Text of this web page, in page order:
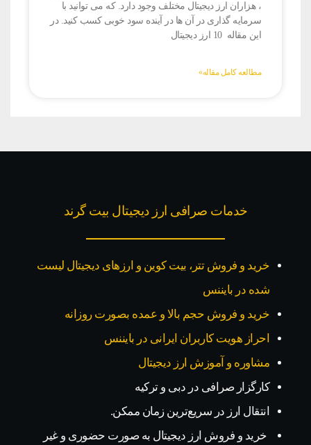
، هزاران ارز دیجیتال مختلف وجود دارد. که می توانید با
سرمایه گذاری در آن ها در آینده سود خوبی کسب کنید. در
این مقاله 10 ارز دیجیتال
مطالعه کامل مقاله»
خدمات صرافی ارز دیجیتال بیت گرند
خرید و فروش تتر، بیت کوین و ارزهای دیجیتال لیست
شده در بایننس
خرید و فروش حجم بالا و عمده بصورت روزانه
احراز هویت کاربران ایرانی در بایننس
مشاوره و آموزش ارز دیجیتال
کارگزار صرافی در دبی و ترکیه
انتقال ارز در سریع‌ترین زمان ممکن.
خرید و فروش ارز دیجیتال به صورت حضوری و غیر